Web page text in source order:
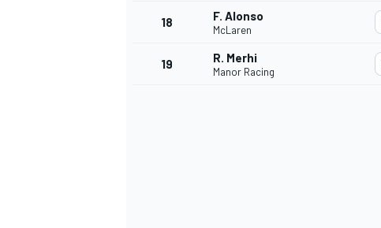
18 F. Alonso
McLaren
19 R. Merhi
Manor Racing